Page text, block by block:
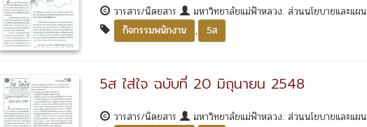
วารสาร/นิตยสาร มหาวิทยาลัยแม่ฟ้าหลวง. ส่วนนโยบายและแผน
กิจกรรมพนักงาน
, 5ส
5ส ใส่ใจ ฉบับที่ 20 มิถุนายน 2548
วารสาร/นิตยสาร มหาวิทยาลัยแม่ฟ้าหลวง. ส่วนนโยบายและแผน